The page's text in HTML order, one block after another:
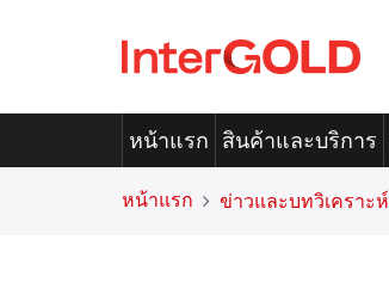
หน้าแรก สินค้าและบริการ
หน้าแรก ข่าวและบทวิเคราะห์